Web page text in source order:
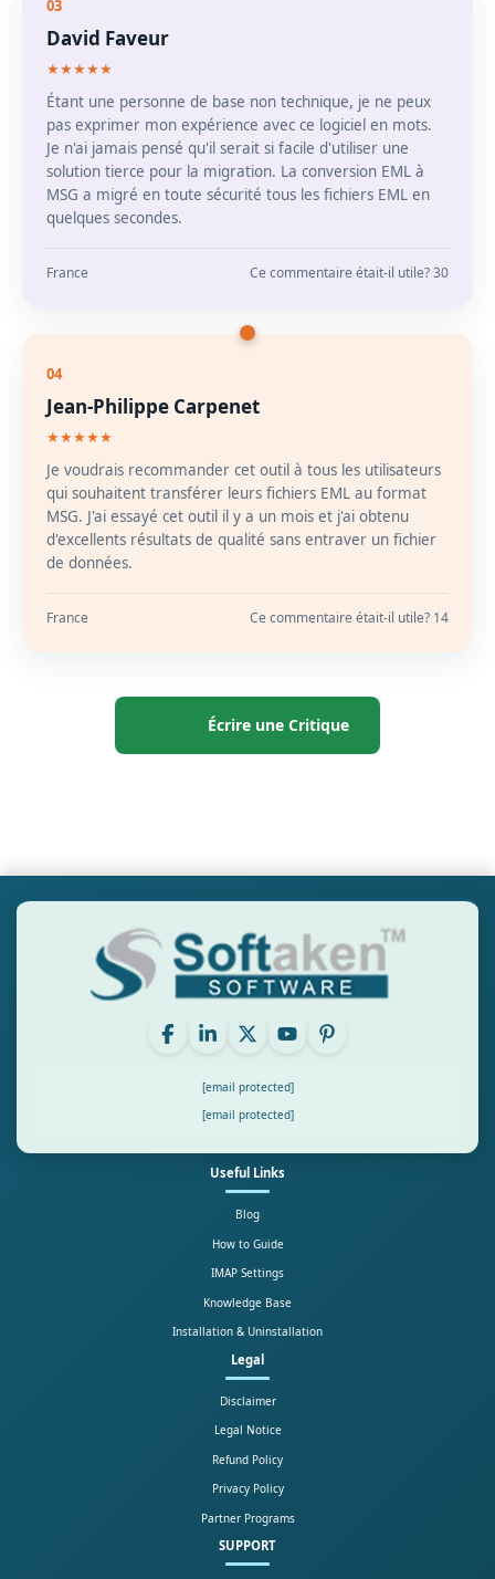
03
David Faveur
★★★★★
Étant une personne de base non technique, je ne peux
pas exprimer mon expérience avec ce logiciel en mots.
Je n'ai jamais pensé qu'il serait si facile d'utiliser une
solution tierce pour la migration. La conversion EML à
MSG a migré en toute sécurité tous les fichiers EML en
quelques secondes.
France Ce commentaire était-il utile? 30
04
Jean-Philippe Carpenet
★★★★★
Je voudrais recommander cet outil à tous les utilisateurs
qui souhaitent transférer leurs fichiers EML au format
MSG. J'ai essayé cet outil il y a un mois et j'ai obtenu
d'excellents résultats de qualité sans entraver un fichier
de données.
France Ce commentaire était-il utile? 14
Écrire une Critique
[email protected]
[email protected]
Useful Links
Blog
How to Guide
IMAP Settings
Knowledge Base
Installation & Uninstallation
Legal
Disclaimer
Legal Notice
Refund Policy
Privacy Policy
Partner Programs
SUPPORT